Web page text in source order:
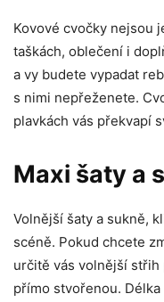
Kovové cvočky nejsou
taškách, oblečení i
a vy budete vypadat
s nimi nepřeženete.
plavkách vás překvapí
Maxi šaty a
Volnější šaty a sukně,
scéně. Pokud chcete
určitě vás volnější
přímo stvořenou.